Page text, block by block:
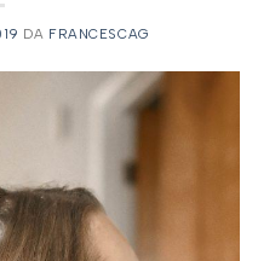
DA FRANCESCAG